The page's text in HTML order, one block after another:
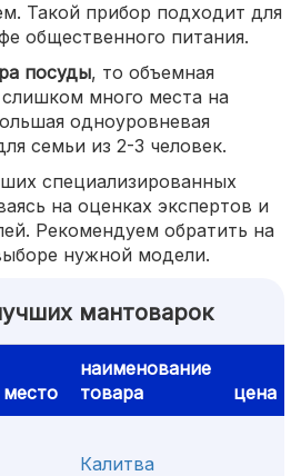
Такой прибор подходит для
общественного питания.
посуды, то объемная
много места на
одноуровневая
семьи из 2-3 человек.
специализированных
на оценках экспертов и
Рекомендуем обратить на
нужной модели.
мантоварок
место
наименование
товара
цена
Калитва